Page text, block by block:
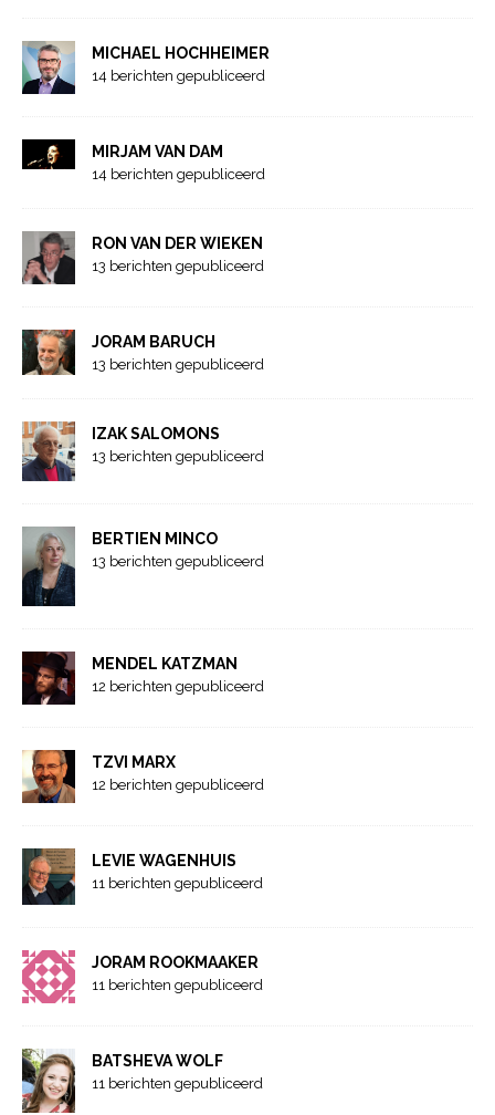
MICHAEL HOCHHEIMER
14 berichten gepubliceerd
MIRJAM VAN DAM
14 berichten gepubliceerd
RON VAN DER WIEKEN
13 berichten gepubliceerd
JORAM BARUCH
13 berichten gepubliceerd
IZAK SALOMONS
13 berichten gepubliceerd
BERTIEN MINCO
13 berichten gepubliceerd
MENDEL KATZMAN
12 berichten gepubliceerd
TZVI MARX
12 berichten gepubliceerd
LEVIE WAGENHUIS
11 berichten gepubliceerd
JORAM ROOKMAAKER
11 berichten gepubliceerd
BATSHEVA WOLF
11 berichten gepubliceerd